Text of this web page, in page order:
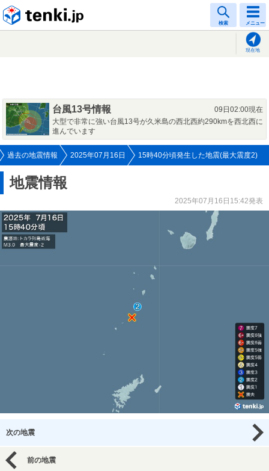
検索 メニュー
現在地
台風13号情報
09日02:00現在
大型で非常に強い台風13号が久米島の西北西約290kmを西北西に
進んでいます
過去の地震情報 2025年07月16日 15時40分頃発生した地震(最大震度2)
地震情報
2025年07月16日15:42発表
次の地震
前の地震